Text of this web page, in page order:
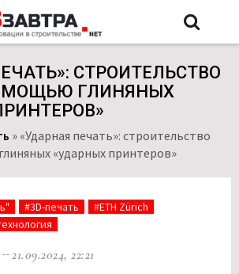
СТРОИТЕЛЬСТВО
ГЛИНЯНЫХ
» «Ударная печать»: строительство
«ударных принтеров»
#3D-печать
#ETH Zürich
21.09.2024, 22:21